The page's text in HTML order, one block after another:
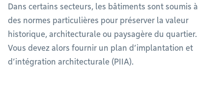
Dans certains secteurs, les bâtiments sont soumis à
des normes particulières pour préserver la valeur
historique, architecturale ou paysagère du quartier.
Vous devez alors fournir un plan d’implantation et
d’intégration architecturale (PIIA).